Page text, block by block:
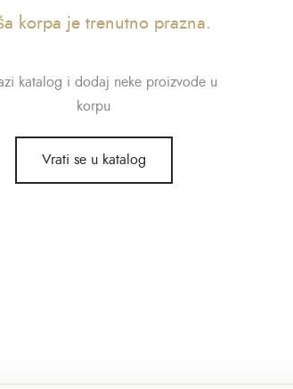
korpa je trenutno prazna.
katalog i dodaj neke proizvode u
korpu
Vrati se u katalog